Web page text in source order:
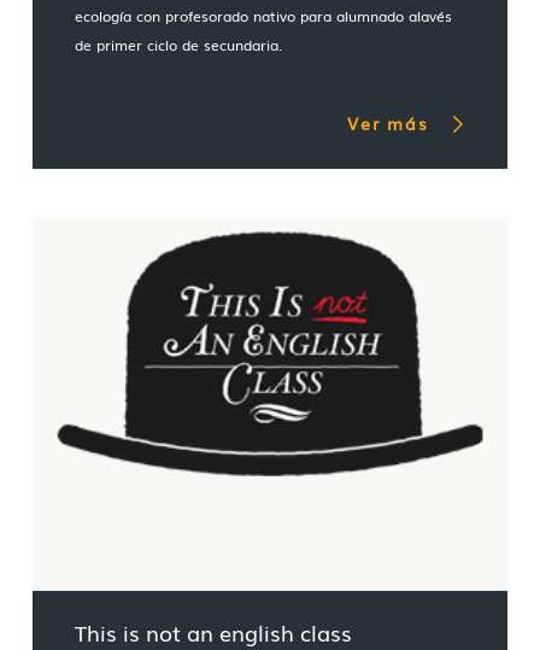
ecología con profesorado nativo para alumnado alavés
de primer ciclo de secundaria.
Ver más
This is not an english class